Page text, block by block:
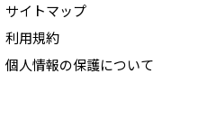
サイトマップ
利用規約
個人情報の保護について